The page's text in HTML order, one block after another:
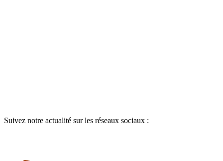
Suivez notre actualité sur les réseaux sociaux :